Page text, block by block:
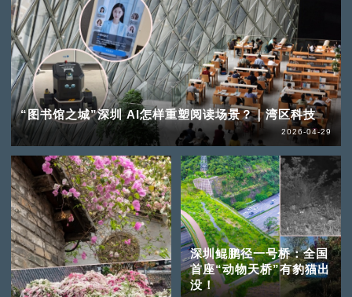
“图书馆之城”深圳 AI怎样重塑阅读场景？｜湾区科技
2026-04-29
深圳鲲鹏径一号桥：全国
首座“动物天桥”有豹猫出
没！